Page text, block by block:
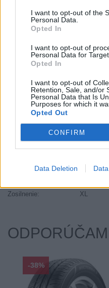
I want to opt-out of the
Personal Data.
Opted In
I want to opt-out of
Personal Data for
Opted In
I want to opt-out of
Retention, Sale, and/or
Personal Data that Is
Purposes for which it
Opted Out
CONFIRM
Data Deletion
TL
EU smernica:
Hlučnosť typ:
B
64.27
Priľnavosť na mokru:
B
Sezóna:
Letné
Trida vozu:
Zosilnenie:
XL
-38%